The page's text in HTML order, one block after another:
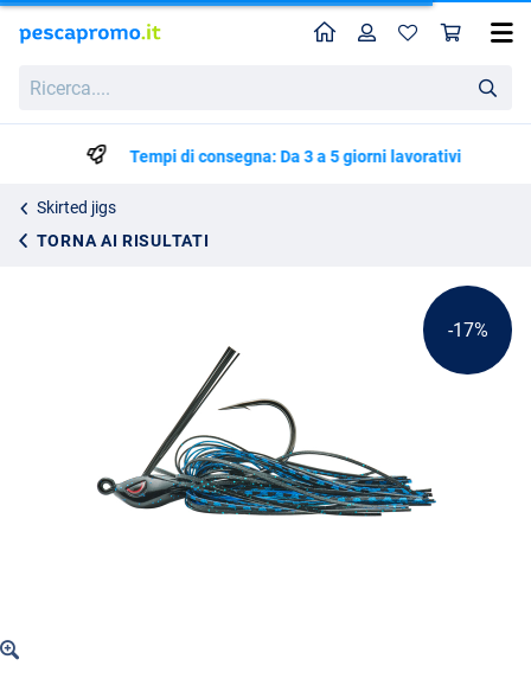
HomeProfilo
Tempi di consegna: Da 3 a 5 giorni lavorativi
Skirted jigs
TORNA AI RISULTATI
Spro CJ Swim Skirted Jig Bluegill 8.9cm
-17%